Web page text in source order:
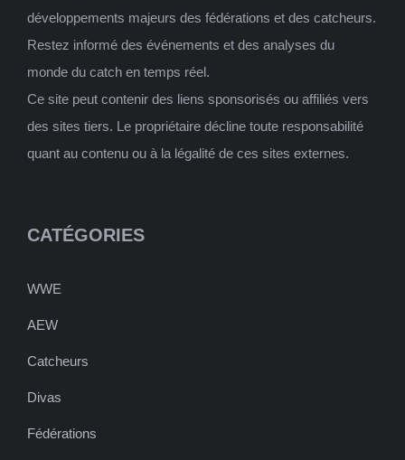
développements majeurs des fédérations et des catcheurs.
Restez informé des événements et des analyses du
monde du catch en temps réel.
Ce site peut contenir des liens sponsorisés ou affiliés vers
des sites tiers. Le propriétaire décline toute responsabilité
quant au contenu ou à la légalité de ces sites externes.
CATÉGORIES
WWE
AEW
Catcheurs
Divas
Fédérations